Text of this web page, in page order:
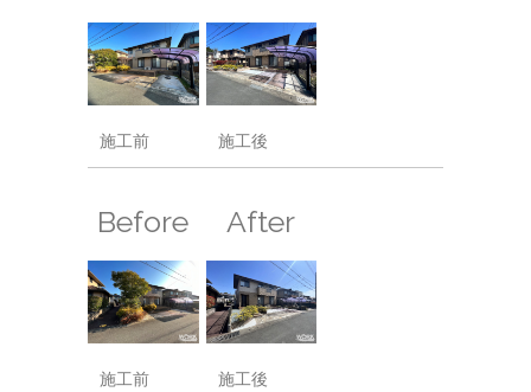
施工前 施工後
Before
施工前
After
施工後